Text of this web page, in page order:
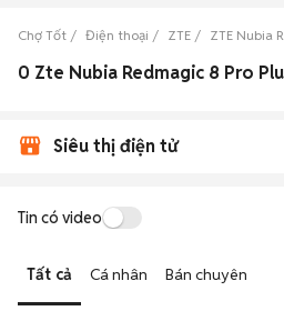
Chợ Tốt Điện thoại ZTE ZTE Nubia
0 Zte Nubia Redmagic 8 Pro
Siêu thị điện tử
Tin có video
Tất cả Cá nhân Bán chuyên